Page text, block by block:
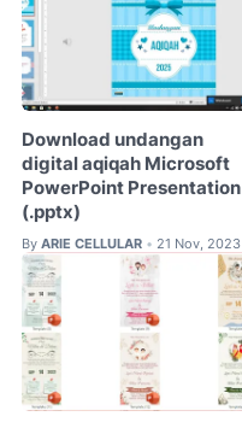
Download undangan
digital aqiqah Microsoft
PowerPoint Presentation
(.pptx)
By ARIE CELLULAR • 21 Nov, 2023